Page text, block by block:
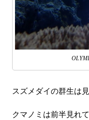
スズメダイの群生は
クマノミは前半見れ